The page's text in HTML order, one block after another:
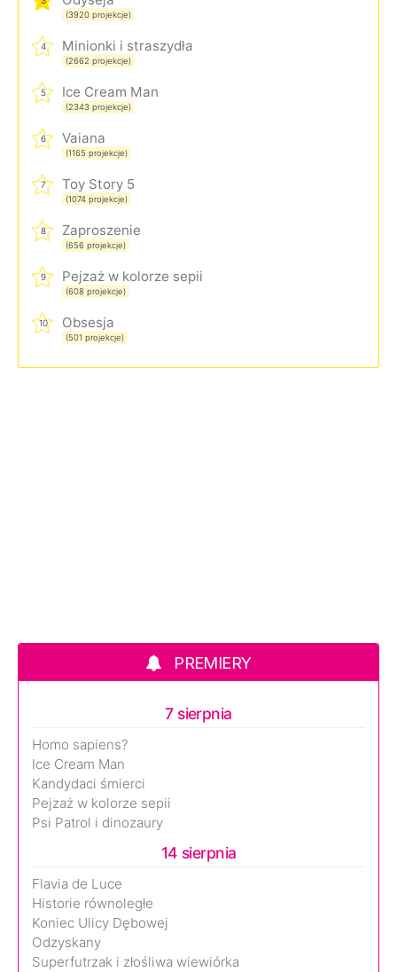
(3920 projekcje)
4 Minionki i straszydła
(2662 projekcje)
5 Ice Cream Man
(2343 projekcje)
6 Vaiana
(1165 projekcje)
7 Toy Story 5
(1074 projekcje)
8 Zaproszenie
(656 projekcje)
9 Pejzaż w kolorze sepii
(608 projekcje)
10 Obsesja
(501 projekcje)
PREMIERY
7 sierpnia
Homo sapiens?
Ice Cream Man
Kandydaci śmierci
Pejzaż w kolorze sepii
Psi Patrol i dinozaury
14 sierpnia
Flavia de Luce
Historie równoległe
Koniec Ulicy Dębowej
Odzyskany
Superfutrzak i złośliwa wiewiórka